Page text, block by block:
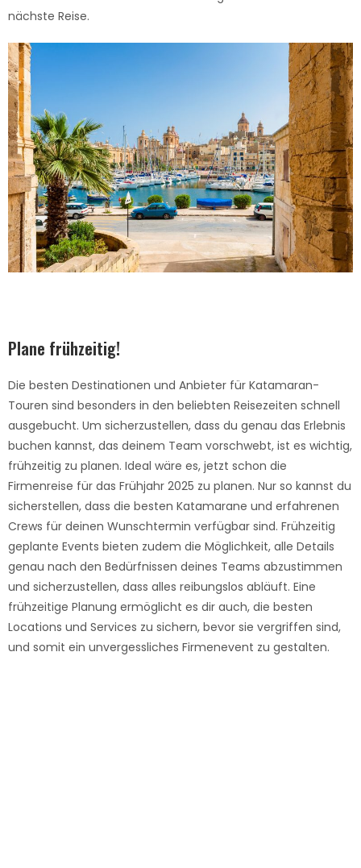
nächste Reise.
Plane frühzeitig!
Die besten Destinationen und Anbieter für Katamaran-
Touren sind besonders in den beliebten Reisezeiten schnell
ausgebucht. Um sicherzustellen, dass du genau das Erlebnis
buchen kannst, das deinem Team vorschwebt, ist es wichtig,
frühzeitig zu planen. Ideal wäre es, jetzt schon die
Firmenreise für das Frühjahr 2025 zu planen. Nur so kannst du
sicherstellen, dass die besten Katamarane und erfahrenen
Crews für deinen Wunschtermin verfügbar sind. Frühzeitig
geplante Events bieten zudem die Möglichkeit, alle Details
genau nach den Bedürfnissen deines Teams abzustimmen
und sicherzustellen, dass alles reibungslos abläuft. Eine
frühzeitige Planung ermöglicht es dir auch, die besten
Locations und Services zu sichern, bevor sie vergriffen sind,
und somit ein unvergessliches Firmenevent zu gestalten.